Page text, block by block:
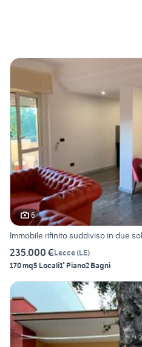
6
Immobile rifinito suddiviso in due
235.000 €Lecce(LE)
170 mq5 Locali1° Piano2 Bagni